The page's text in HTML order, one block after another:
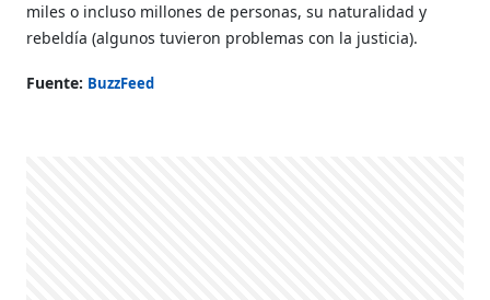
miles o incluso millones de personas, su naturalidad y
rebeldía (algunos tuvieron problemas con la justicia).
Fuente: BuzzFeed